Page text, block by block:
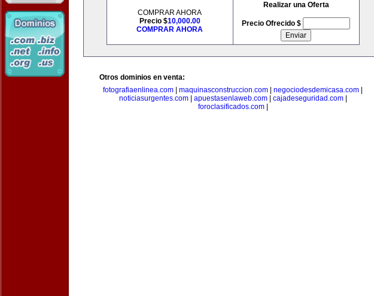
COMPRAR AHORA
Precio $10,000.00
COMPRAR AHORA
Realizar una Oferta
Precio Ofrecido $
Otros dominios en venta:
fotografiaenlinea.com
maquinasconstruccion.com negociodesdemicasa.com
noticiasurgentes.com| apuestasenlaweb.com| cajadeseguridad.com|
foroclasificados.com|